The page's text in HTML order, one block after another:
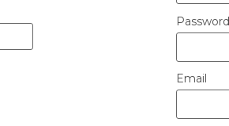
Password
Email